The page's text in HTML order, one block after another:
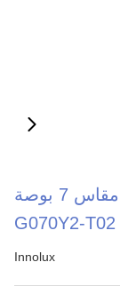
شاشة عرض لوحة LCD الصناعية مقاس 7 بوصة
Innolux